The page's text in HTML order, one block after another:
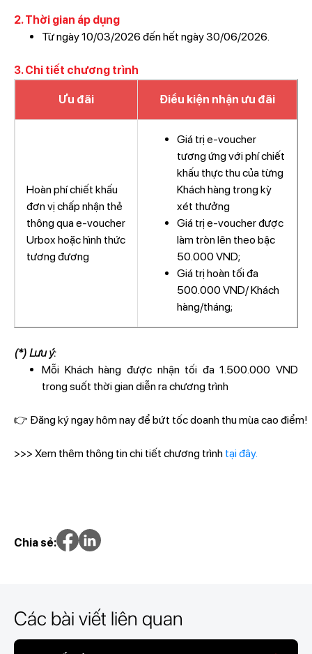
2. Thời gian áp dụng
Từ ngày 10/03/2026 đến hết ngày 30/06/2026.
3. Chi tiết chương trình
Ưu đãi Điều kiện nhận ưu đãi
Hoàn phí chiết khấu
đơn vị chấp nhận thẻ
thông qua e-voucher
Urbox hoặc hình thức
tương đương
Giá trị e-voucher
tương ứng với phí chiết
khấu thực thu của từng
Khách hàng trong kỳ
xét thưởng
Giá trị e-voucher được
làm tròn lên theo bậc
50.000 VND;
Giá trị hoàn tối đa
500.000 VND/ Khách
hàng/tháng;
(*) Lưu ý:
Mỗi Khách hàng được nhận tối đa 1.500.000 VND
trong suốt thời gian diễn ra chương trình
👉 Đăng ký ngay hôm nay để bứt tốc doanh thu mùa cao điểm!
>>> Xem thêm thông tin chi tiết chương trình tại đây.
Chia sẻ:
Các bài viết liên quan